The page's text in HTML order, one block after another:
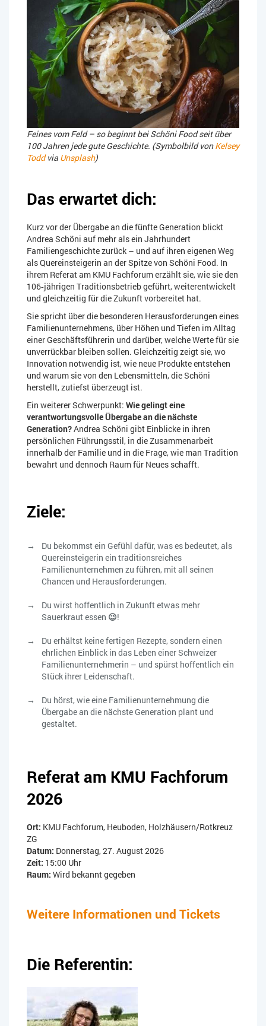
Feines vom Feld – so beginnt bei Schöni Food seit über
100 Jahren jede gute Geschichte. (Symbolbild vonKelsey
Toddvia Unsplash)
Das erwartet dich:
Kurz vor der Übergabe an die fünfte Generation blickt
Andrea Schöni auf mehr als ein Jahrhundert
Familiengeschichte zurück – und auf ihren eigenen Weg
als Quereinsteigerin an der Spitze von Schöni Food. In
ihrem Referat am KMU Fachforum erzählt sie, wie sie den
106‑jährigen Traditionsbetrieb geführt, weiterentwickelt
und gleichzeitig für die Zukunft vorbereitet hat.
Sie spricht über die besonderen Herausforderungen eines
Familienunternehmens, über Höhen und Tiefen im Alltag
einer Geschäftsführerin und darüber, welche Werte für sie
unverrückbar bleiben sollen. Gleichzeitig zeigt sie, wo
Innovation notwendig ist, wie neue Produkte entstehen
und warum sie von den Lebensmitteln, die Schöni
herstellt, zutiefst überzeugt ist.
Ein weiterer Schwerpunkt: Wie gelingt eine
verantwortungsvolle Übergabe an die nächste
Generation?Andrea Schöni gibt Einblicke in ihren
persönlichen Führungsstil, in die Zusammenarbeit
innerhalb der Familie und in die Frage, wie man Tradition
bewahrt und dennoch Raum für Neues schafft.
Ziele:
Du bekommst ein Gefühl dafür, was es bedeutet, als
Quereinsteigerin ein traditionsreiches
Familienunternehmen zu führen, mit all seinen
Chancen und Herausforderungen.
Du wirst hoffentlich in Zukunft etwas mehr
Sauerkraut essen 😉!
Du erhältst keine fertigen Rezepte, sondern einen
ehrlichen Einblick in das Leben einer Schweizer
Familienunternehmerin – und spürst hoffentlich ein
Stück ihrer Leidenschaft.
Du hörst, wie eine Familienunternehmung die
Übergabe an die nächste Generation plant und
gestaltet.
Referat am KMU Fachforum
2026
Ort: KMU Fachforum, Heuboden, Holzhäusern/Rotkreuz
ZG
Datum: Donnerstag, 27. August 2026
Zeit: 15:00 Uhr
Raum: Wird bekannt gegeben
Weitere Informationen und Tickets
Die Referentin: